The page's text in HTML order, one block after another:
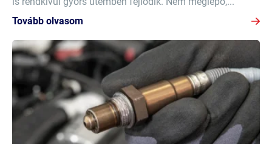
Tovább olvasom